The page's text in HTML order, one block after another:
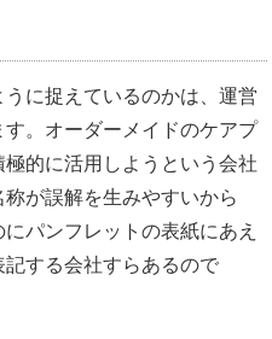
に捉えているのかは、運営
。オーダーメイドのケアプ
的に活用しようという会社
が誤解を生みやすいから
パンフレットの表紙にあえ
する会社すらあるので